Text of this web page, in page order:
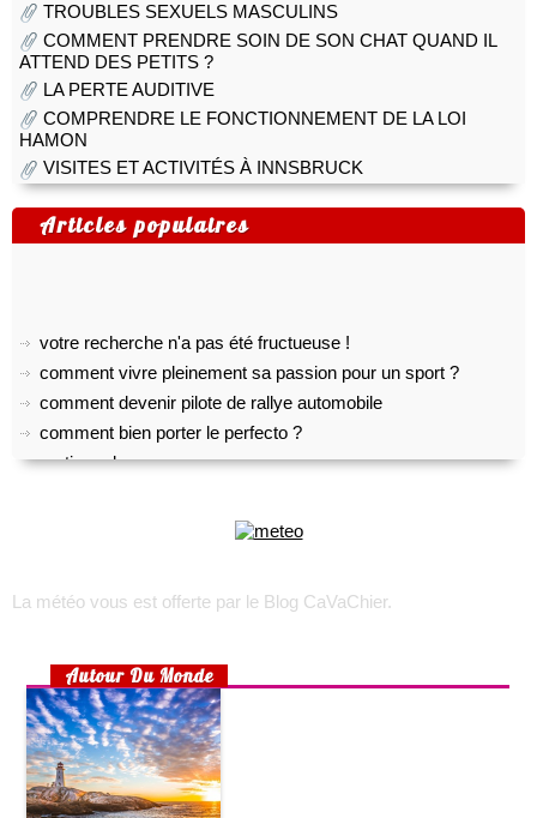
TROUBLES SEXUELS MASCULINS
COMMENT PRENDRE SOIN DE SON CHAT QUAND IL
ATTEND DES PETITS ?
LA PERTE AUDITIVE
COMPRENDRE LE FONCTIONNEMENT DE LA LOI
HAMON
VISITES ET ACTIVITÉS À INNSBRUCK
Articles populaires
votre recherche n'a pas été fructueuse !
comment vivre pleinement sa passion pour un sport ?
comment devenir pilote de rallye automobile
comment bien porter le perfecto ?
pratiquer le yoga
choisir son appareil photo numérique
trek : comment faire pour recruter une équipe locale ?
rhumatisme, arthrose ou arthrite ?
choisir un lit pour son bébé
préparer un lit douillet pour son bébé
aménager une chambre d’enfant pour 2 enfants
la maison écologique
cuisine pour enfants : 2 recettes simples et efficaces
La météo vous est offerte par le Blog CaVaChier.
Autour Du Monde